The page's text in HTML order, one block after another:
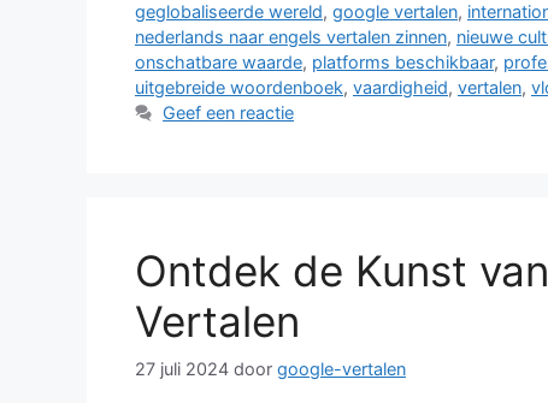
geglobaliseerde wereld, google vertalen,
nederlands naar engels vertalen zinnen, nieuwe
onschatbare waarde, platforms beschikbaar,
uitgebreide woordenboek, vaardigheid, vertalen,
Geef een reactie
Ontdek de Kunst
Vertalen
27 juli 2024 door google-vertalen